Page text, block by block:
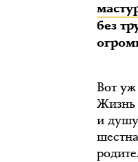
без
Вот уж
Жизнь
и